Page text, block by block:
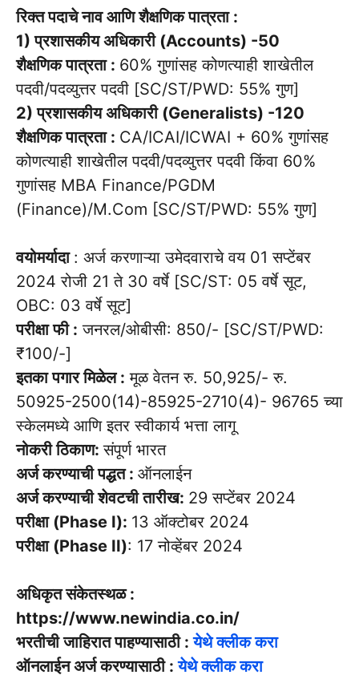
रिक्त पदाचे नाव आणि शैक्षणिक पात्रता :
1) प्रशासकीय अधिकारी (Accounts) -50
शैक्षणिक पात्रता : 60% गुणांसह कोणत्याही शाखेतील
पदवी/पदव्युत्तर पदवी [SC/ST/PWD: 55% गुण]
2) प्रशासकीय अधिकारी (Generalists) -120
शैक्षणिक पात्रता : CA/ICAI/ICWAI + 60% गुणांसह
कोणत्याही शाखेतील पदवी/पदव्युत्तर पदवी किंवा 60%
गुणांसह MBA Finance/PGDM
(Finance)/M.Com [SC/ST/PWD: 55% गुण]
वयोमर्यादा : अर्ज करणाऱ्या उमेदवाराचे वय 01 सप्टेंबर
2024 रोजी 21 ते 30 वर्षे [SC/ST: 05 वर्षे सूट,
OBC: 03 वर्षे सूट]
परीक्षा फी : जनरल/ओबीसी: 850/- [SC/ST/PWD:
₹100/-]
इतका पगार मिळेल : मूळ वेतन रु. 50,925/- रु.
50925-2500(14)-85925-2710(4)- 96765 च्या
स्केलमध्ये आणि इतर स्वीकार्य भत्ता लागू
नोकरी ठिकाण:संपूर्ण भारत
अर्ज करण्याची पद्धत : ऑनलाईन
अर्ज करण्याची शेवटची तारीख: 29 सप्टेंबर 2024
परीक्षा (Phase I): 13 ऑक्टोबर 2024
परीक्षा (Phase II): 17 नोव्हेंबर 2024
अधिकृत संकेतस्थळ :
https://www.newindia.co.in/
भरतीची जाहिरात पाहण्यासाठी :येथे क्लीक करा
ऑनलाईन अर्ज करण्यासाठी :येथे क्लीक करा